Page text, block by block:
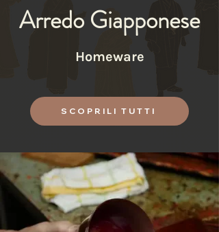
Arredo Giapponese
Homeware
SCOPRILI TUTTI